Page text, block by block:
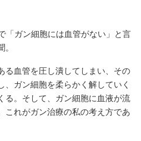
「ガン細胞には血管がない」と言
る血管を圧し潰してしまい、その
、ガン細胞を柔らかく解していく
る。そして、ガン細胞に血液が流
これがガン治療の私の考え方であ